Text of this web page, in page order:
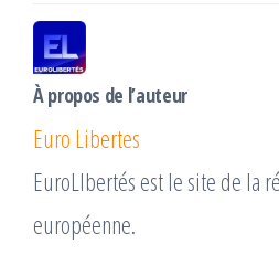
À propos de l’auteur
Euro Libertes
EuroLIbertés est le site de la
européenne.